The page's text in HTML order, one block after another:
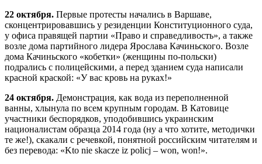
22 октября. Первые протесты начались в Варшаве,
сконцентрировавшись у резиденции Конституционного суда,
у офиса правящей партии «Право и справедливость», а также
возле дома партийного лидера Ярослава Качиньского. Возле
дома Качиньского «кобетки» (женщины по-польски)
подрались с полицейскими, а перед зданием суда написали
красной краской: «У вас кровь на руках!»
24 октября. Демонстрация, как вода из переполненной
ванны, хлынула по всем крупным городам. В Катовице
участники беспорядков, уподобившись украинским
националистам образца 2014 года (ну а что хотите, методички
те же!), скакали с речевкой, понятной российским читателям и
без перевода: «Kto nie skacze iz policj – won, won!».